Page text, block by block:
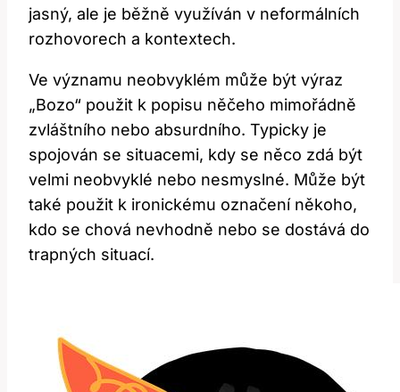
jasný, ale je ‍běžně využíván v neformálních
rozhovorech a kontextech.
Ve významu neobvyklém může být výraz⁤
„Bozo“ použit k popisu něčeho mimořádně
zvláštního nebo‌ absurdního. ⁢Typicky je
⁢spojován se situacemi, ⁤kdy se ‍něco zdá být
velmi⁢ neobvyklé nebo nesmyslné.⁤ Může být
také použit ​k ironickému‍ označení někoho,
kdo se chová nevhodně nebo se ⁢dostává do‌
trapných situací.